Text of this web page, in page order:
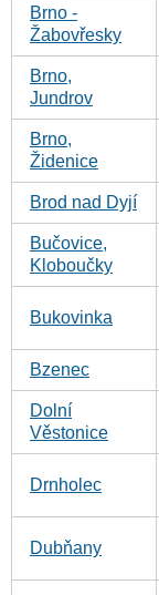
Brno -
Žabovřesky
Brno,
Jundrov
Brno,
Židenice
Brod nad Dyjí
Bučovice,
Kloboučky
Bukovinka
Bzenec
Dolní
Věstonice
Drnholec
Dubňany